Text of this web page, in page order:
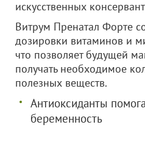
искусственных
Витрум Пренатал Форте
дозировки витаминов и
что позволяет будущей
получать необходимое
полезных веществ.
Антиоксиданты
беременность